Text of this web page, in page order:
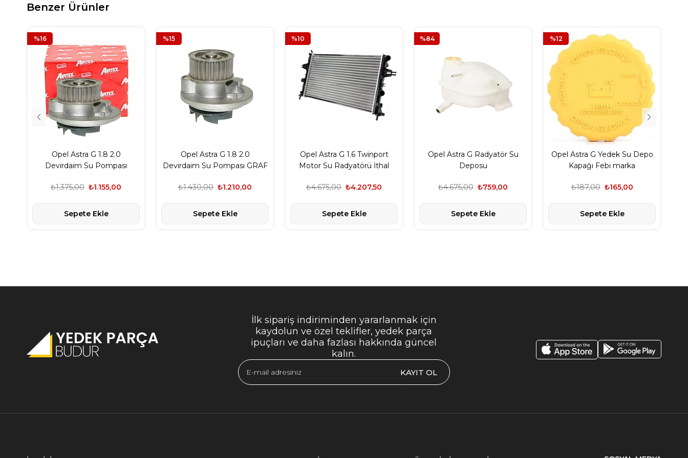
Benzer Ürünler
Opel Astra G 1.8 2.0
Devirdaim Su Pompası
₺1.155,00
₺1.375,00
Sepete Ekle
%16
Opel Astra G 1.8 2.0
Devirdaim Su Pompası GRAF
₺1.210,00
₺1.430,00
Sepete Ekle
%15
Opel Astra G 1.6 Twinport
Motor Su Radyatörü İthal
₺4.207,50
₺4.675,00
Sepete Ekle
%10
Opel Astra G Radyatör Su
Deposu
₺759,00
₺4.675,00
Sepete Ekle
%84
Opel Astra G Yedek Su Depo
Kapağı Febi marka
₺165,00
₺187,00
Sepete Ekle
%12
İlk sipariş indiriminden yararlanmak için
kaydolun ve özel teklifler, yedek parça
ipuçları ve daha fazlası hakkında güncel
kalın.
KAYIT OL